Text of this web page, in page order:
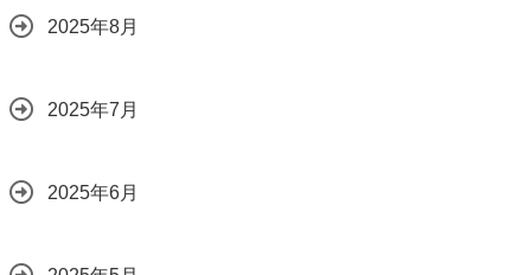
2025年8月
2025年7月
2025年6月